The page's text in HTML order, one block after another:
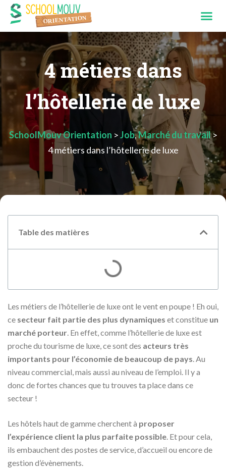
4 métiers dans
l’hôtellerie de luxe
SchoolMouv Orientation >Job,Marché du travail>
4 métiers dans l’hôtellerie de luxe
Table des matières
Les métiers de l’hôtellerie de luxe ont le vent en poupe ! Eh oui,
ce secteur fait partie des plus dynamiques et constitue un
marché porteur. En effet, comme l’hôtellerie de luxe est
proche du tourisme de luxe, ce sont des acteurs très
importants pour l’économie de beaucoup de pays. Au
niveau commercial, mais aussi au niveau de l’emploi. Il y a
donc de fortes chances que tu trouves ta place dans ce
secteur !
Les hôtels haut de gamme cherchent à proposer
l’expérience client la plus parfaite possible. Et pour cela,
ils embauchent des postes de service, d’accueil ou encore de
gestion d’évènements.